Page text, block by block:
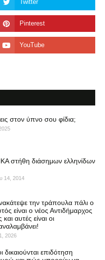
στον ύπνο σου φίδια;
στήθη διάσημων ελληνίδων
14, 2014
την τράπουλα πάλι ο
είναι ο νέος Αντιδήμαρχος
αυτές είναι οι
2026
επιδότηση